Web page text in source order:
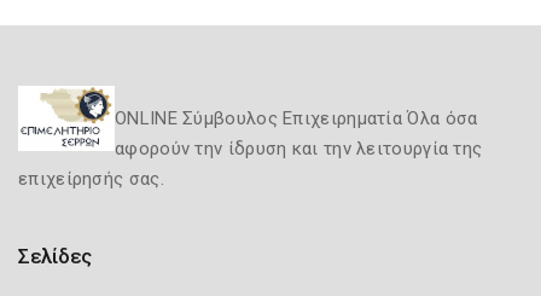
ONLINE Σύμβουλος Επιχειρηματία Όλα όσα
αφορούν την ίδρυση και την λειτουργία της
επιχείρησής σας.
Σελίδες